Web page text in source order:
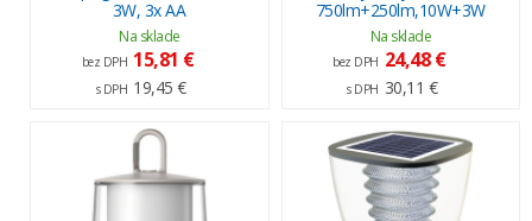
3W, 3x AA
Na sklade
bez DPH 15,81 €
s DPH 19,45 €
750lm+250lm,10W+3W
Na sklade
bez DPH 24,48 €
s DPH 30,11 €